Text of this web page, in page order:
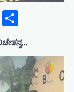
Tumblr